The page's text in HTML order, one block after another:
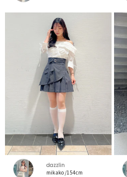
dazzlin
mikako /154cm